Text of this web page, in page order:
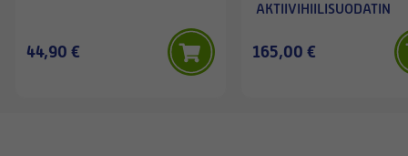
44,90 €
AKTIIVIHIILISUODATIN
165,00 €